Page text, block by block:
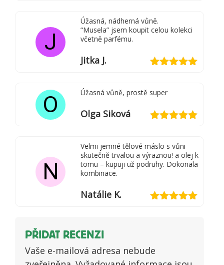
J
Úžasná, nádherná vůně.
“Musela” jsem koupit celou kolekci
včetně parfému.
Jitka J.
O Úžasná vůně, prostě super
Olga Siková
N
Velmi jemné tělové máslo s vůni
skutečně trvalou a výraznou! a olej k
tomu – kupuji už podruhy. Dokonala
kombinace.
Natálie K.
PŘIDAT RECENZI
Vaše e-mailová adresa nebude